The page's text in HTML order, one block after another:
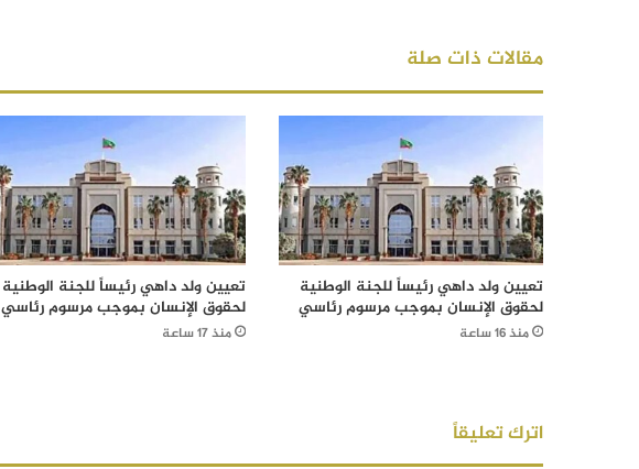
مقالات ذات صلة
تعيين ولد داهي رئيساً للجنة الوطنية
لحقوق الإنسان بموجب مرسوم رئاسي
منذ 16 ساعة
تعيين ولد داهي رئيساً للجنة الوطنية
لحقوق الإنسان بموجب مرسوم رئاسي
منذ 17 ساعة
اترك تعليقاً